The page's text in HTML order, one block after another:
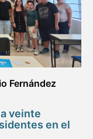
Fernández
veinte
en el